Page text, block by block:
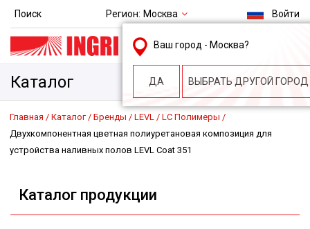
Поиск Регион: Москва
Ваш город - Москва?
ДА ВЫБРАТЬ ДРУГОЙ ГОРОД
Войти
msk@ingri.ru
пн. – пт.: 9.00-18.00
Каталог
Главная Каталог Бренды LEVL
LC Полимеры
Двухкомпонентная цветная полиуретановая композиция для
устройства наливных полов LEVL Coat 351
Каталог продукции